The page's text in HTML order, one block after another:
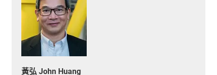
黃弘 John Huang